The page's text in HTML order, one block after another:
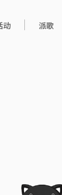
动 派歌